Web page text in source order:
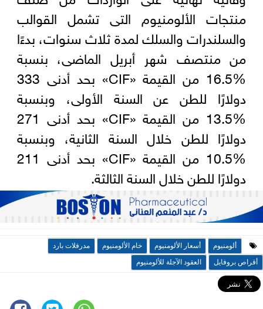
منتجات الألومنيوم التى تشمل القوالب
والسلندرات والسلك لمدة ثلاث سنوات، بدءًا
من منتصف شهر أبريل الماضى، بنسبة
%16.5 من القيمة «CIF» بحد أدنى 333
دولارًا للطن عن السنة الأولى، وبنسبة
%13.5 من القيمة «CIF» بحد أدنى 271
دولارًا للطن خلال السنة الثانية، وبنسبة
%10.5 من القيمة «CIF» بحد أدنى 211
دولارًا للطن خلال السنة الثالثة.
ألومنيوم أسعار الألومنيوم خام الألومنيوم
مدرفلات بارد
أقراص بروفايل
العقود الآجلة للألومنيوم